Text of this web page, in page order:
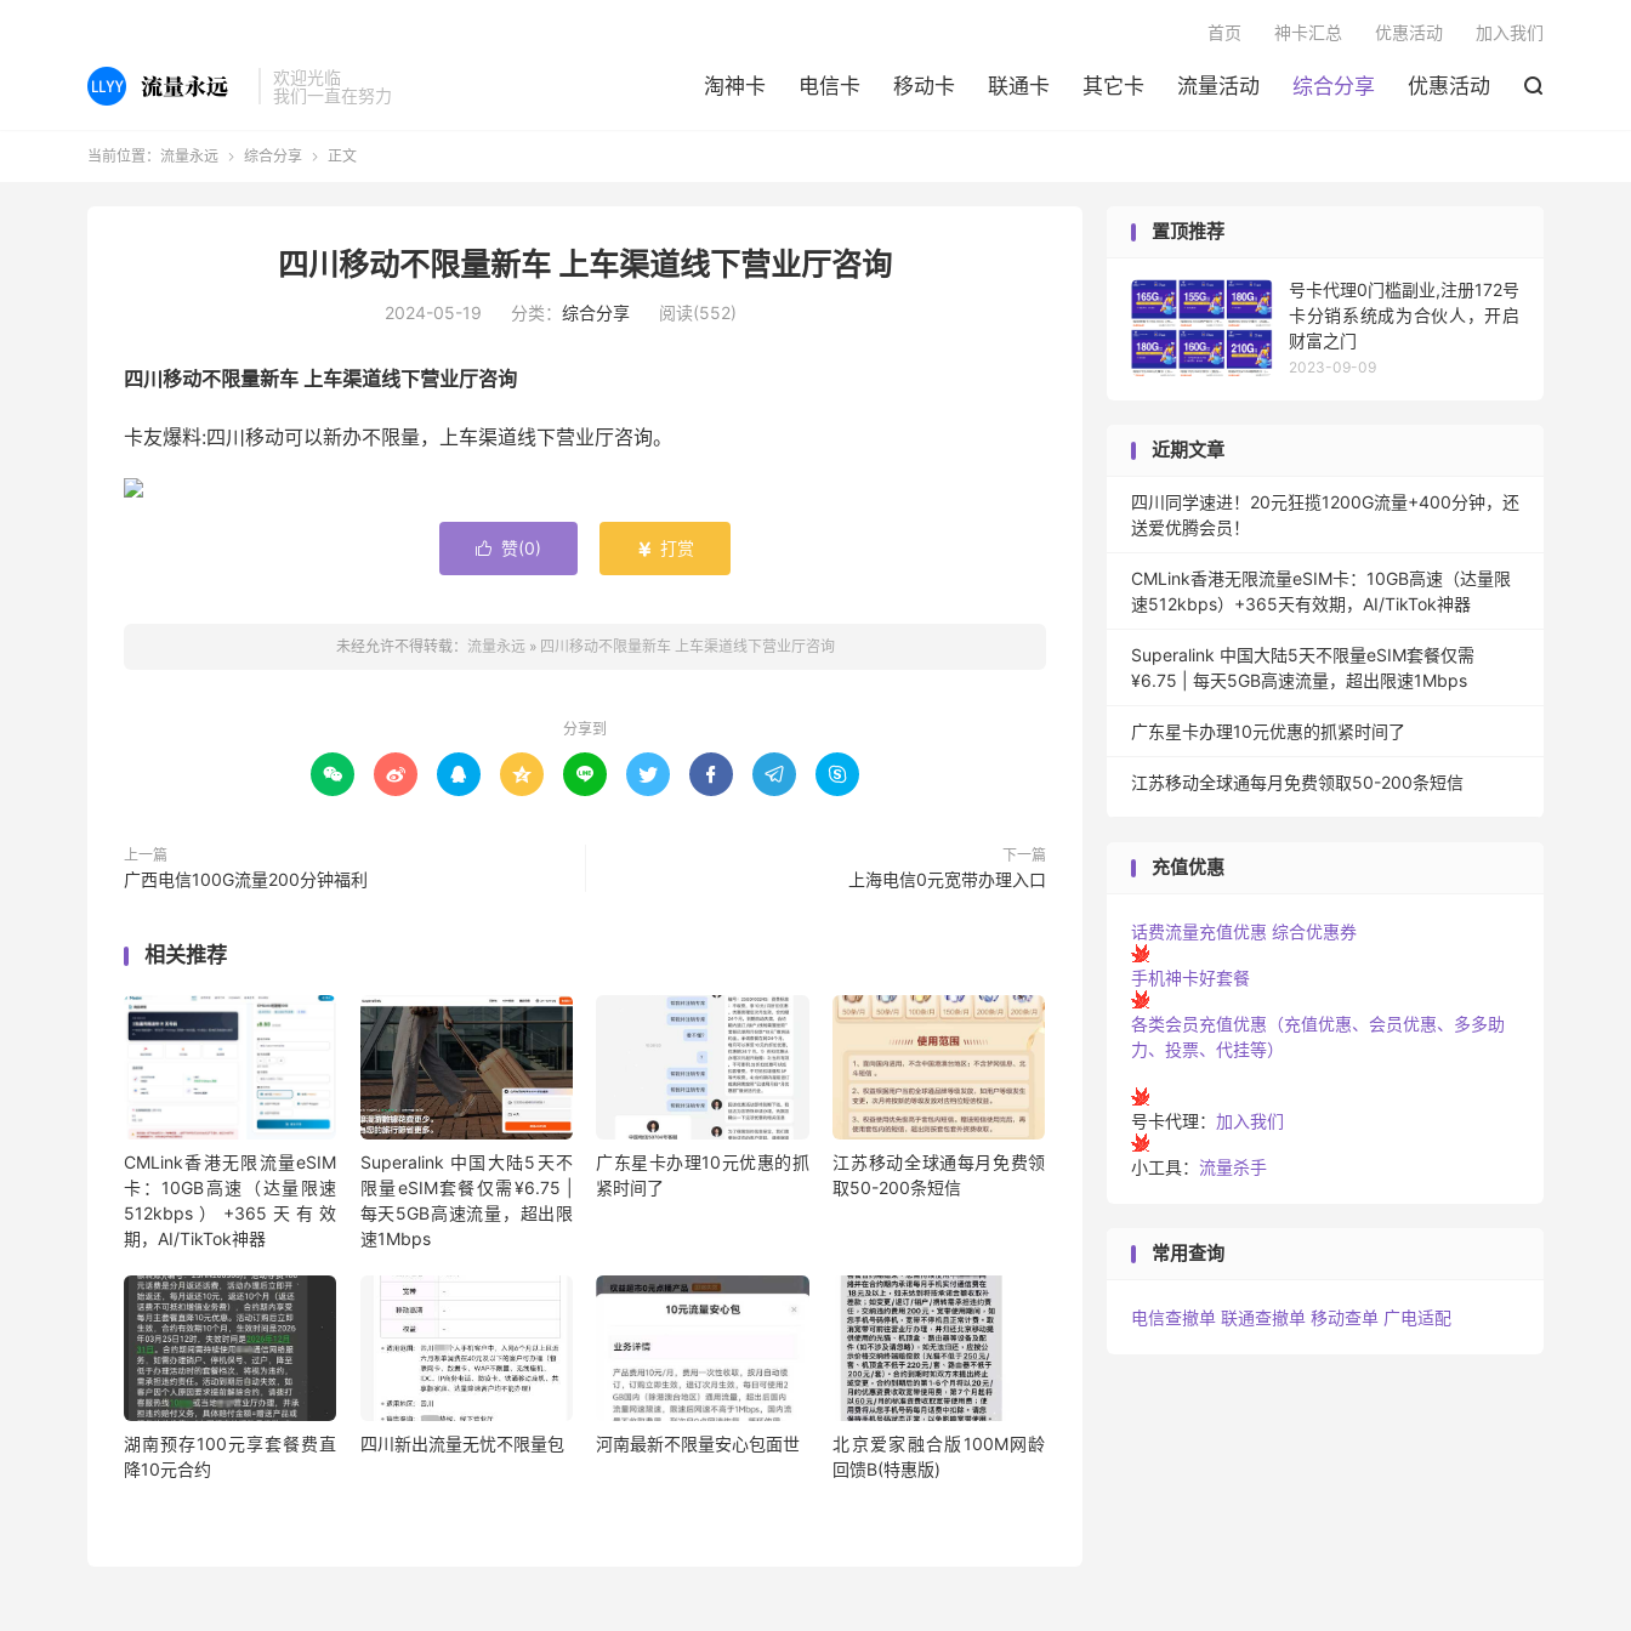
欢迎光临
我们一直在努力
淘神卡 电信卡 移动卡 联通卡 其它卡 流量活动 综合分享 优惠活动 
首页 神卡汇总 优惠活动 加入我们
当前位置： 流量永远  综合分享  正文
四川移动不限量新车 上车渠道线下营业厅咨询
2024-05-19 分类： 综合分享 阅读(552)
四川移动不限量新车 上车渠道线下营业厅咨询
卡友爆料:四川移动可以新办不限量，上车渠道线下营业厅咨询。
 赞(0)  打赏
未经允许不得转载： 流量永远 » 四川移动不限量新车 上车渠道线下营业厅咨询
分享到
        
上一篇
广西电信100G流量200分钟福利
下一篇
上海电信0元宽带办理入口
相关推荐
CMLink香港无限流量eSIM
卡：10GB高速（达量限速
512kbps）+365天有效
期，AI/TikTok神器
Superalink 中国大陆5天不
限量eSIM套餐仅需¥6.75 |
每天5GB高速流量，超出限
速1Mbps
广东星卡办理10元优惠的抓
紧时间了
江苏移动全球通每月免费领
取50-200条短信
湖南预存100元享套餐费直
降10元合约
四川新出流量无忧不限量包 河南最新不限量安心包面世
北京爱家融合版100M网龄
回馈B(特惠版)
置顶推荐
号卡代理0门槛副业,注册172号
卡分销系统成为合伙人，开启
财富之门
2023-09-09
近期文章
四川同学速进！20元狂揽1200G流量+400分钟，还
送爱优腾会员！
CMLink香港无限流量eSIM卡：10GB高速（达量限
速512kbps）+365天有效期，AI/TikTok神器
Superalink 中国大陆5天不限量eSIM套餐仅需
¥6.75 | 每天5GB高速流量，超出限速1Mbps
广东星卡办理10元优惠的抓紧时间了
江苏移动全球通每月免费领取50-200条短信
充值优惠
话费流量充值优惠 综合优惠券
手机神卡好套餐
各类会员充值优惠（充值优惠、会员优惠、多多助
力、投票、代挂等）
号卡代理： 加入我们
小工具： 流量杀手
常用查询
电信查撤单 联通查撤单 移动查单 广电适配